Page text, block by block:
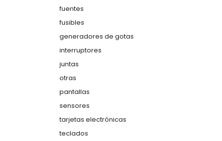
fuentes
fusibles
generadores de gotas
interruptores
juntas
otras
pantallas
sensores
tarjetas electrónicas
teclados